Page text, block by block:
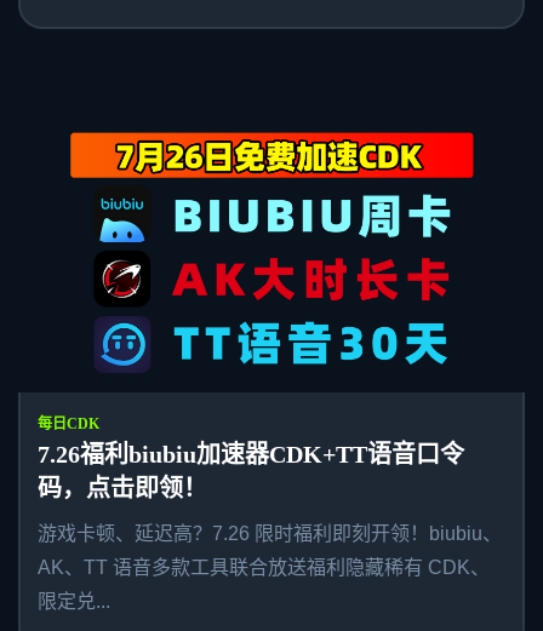
每日CDK
7.26福利biubiu加速器CDK+TT语音口令
码，点击即领！
游戏卡顿、延迟高？7.26 限时福利即刻开领！biubiu、
AK、TT 语音多款工具联合放送福利隐藏稀有 CDK、
限定兑...